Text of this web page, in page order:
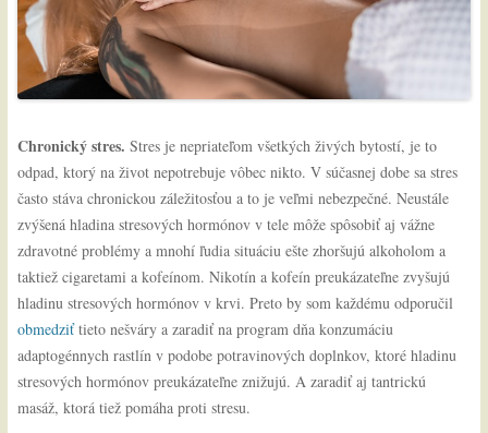
Chronický stres. Stres je nepriateľom všetkých živých bytostí, je to
odpad, ktorý na život nepotrebuje vôbec nikto. V súčasnej dobe sa stres
často stáva chronickou záležitosťou a to je veľmi nebezpečné. Neustále
zvýšená hladina stresových hormónov v tele môže spôsobiť aj vážne
zdravotné problémy a mnohí ľudia situáciu ešte zhoršujú alkoholom a
taktiež cigaretami a kofeínom. Nikotín a kofeín preukázateľne zvyšujú
hladinu stresových hormónov v krvi. Preto by som každému odporučil
obmedziťtieto nešváry a zaradiť na program dňa konzumáciu
adaptogénnych rastlín v podobe potravinových doplnkov, ktoré hladinu
stresových hormónov preukázateľne znižujú. A zaradiť aj tantrickú
masáž, ktorá tiež pomáha proti stresu.